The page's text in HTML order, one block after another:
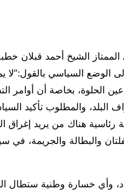
الممتاز الشيخ أحمد قبلان
الوضع السياسي بالقول:”لا
الحلوة، بخاصة أن أوامر
البلد، والمطلوب تأكيد
هناك من يريد إغراق
والبطالة والجريمة،
وأي خسارة وطنية ستطال